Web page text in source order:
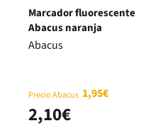
Marcador fluorescente
Abacus naranja
Abacus
Precio Abacus 1,95€
2,10€